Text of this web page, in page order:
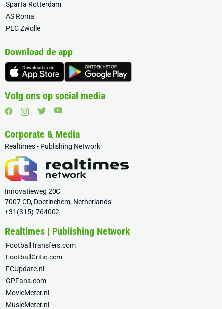
Sparta Rotterdam
AS Roma
PEC Zwolle
Download de app
Volg ons op social media
Corporate & Media
Realtimes - Publishing Network
Innovatieweg 20C
7007 CD, Doetinchem, Netherlands
+31(315)-764002
Realtimes | Publishing Network
FootballTransfers.com
FootballCritic.com
FCUpdate.nl
GPFans.com
MovieMeter.nl
MusicMeter.nl